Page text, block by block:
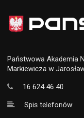
Państwowa Akademia
Markiewicza w
16 624 46 40
Spis telefonów